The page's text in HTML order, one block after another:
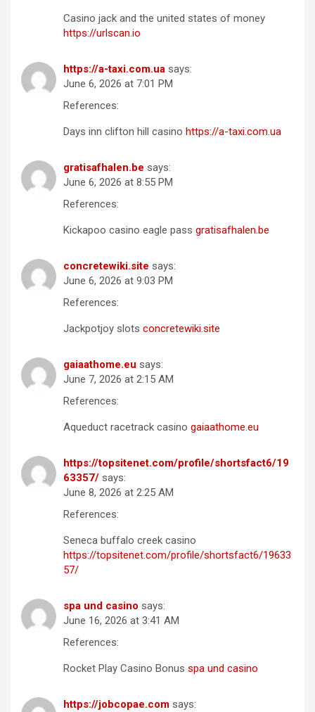
Casino jack and the united states of money
https://urlscan.io
https://a-taxi.com.ua says:
June 6, 2026 at 7:01 PM
References:
Days inn clifton hill casino https://a-taxi.com.ua
gratisafhalen.be says:
June 6, 2026 at 8:55 PM
References:
Kickapoo casino eagle pass gratisafhalen.be
concretewiki.site says:
June 6, 2026 at 9:03 PM
References:
Jackpotjoy slots concretewiki.site
gaiaathome.eu says:
June 7, 2026 at 2:15 AM
References:
Aqueduct racetrack casino gaiaathome.eu
https://topsitenet.com/profile/shortsfact6/19
63357/ says:
June 8, 2026 at 2:25 AM
References:
Seneca buffalo creek casino
https://topsitenet.com/profile/shortsfact6/19633
57/
spa und casino says:
June 16, 2026 at 3:41 AM
References:
Rocket Play Casino Bonus spa und casino
https://jobcopae.com says: